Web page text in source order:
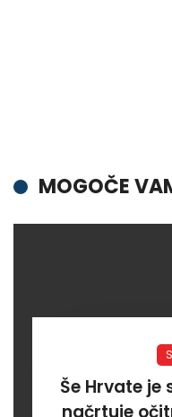
MOGOČE
Še Hrvate je
načrtuje